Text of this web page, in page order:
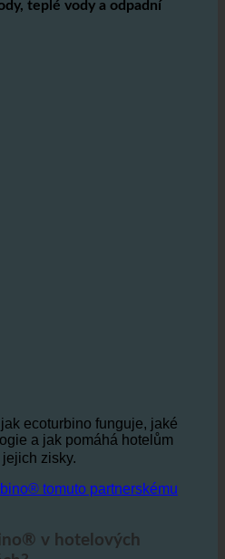
nabízí inovativní
ecoturbino funguje, jaké
a jak pomáhá hotelům
zisky.
tomuto partnerskému